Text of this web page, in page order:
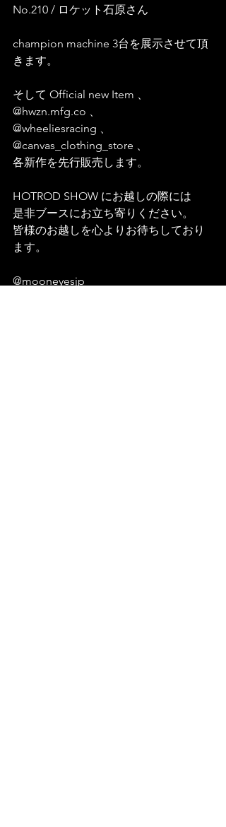
No.210 / ロケット石原さん
champion machine 3台を展示させて頂
きます。
そして Official new Item 、
@hwzn.mfg.co 、
@wheeliesracing 、
@canvas_clothing_store 、
各新作を先行販売します。
HOTROD SHOW にお越しの際には
是非ブースにお立ち寄りください。
皆様のお越しを心よりお待ちしており
ます。
@mooneyesjp